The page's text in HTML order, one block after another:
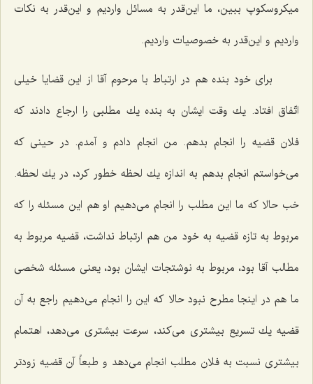
میكروسكوپ ببین، ما این‌قدر به مسائل واردیم و این‌قدر به نكات
واردیم و این‌قدر به خصوصیات واردیم.
برای خود بنده هم در ارتباط با مرحوم آقا از این قضایا خیلی
اتّفاق افتاد. یك وقت ایشان به بنده یك مطلبی را ارجاع دادند كه
فلان قضیه را انجام بدهم. من انجام دادم و آمدم. در حینی كه
می‌خواستم انجام بدهم به اندازه یك لحظه خطور كرد، در یك لحظه.
خب حالا كه ما این مطلب را انجام می‌دهیم او هم این مسئله را كه
مربوط به تازه قضیه به خود من هم ارتباط نداشت، قضیه مربوط به
مطالب آقا بود، مربوط به نوشتجات ایشان بود، یعنی مسئله شخصی
ما هم در اینجا مطرح نبود حالا كه این را انجام می‌دهیم راجع به آن
قضیه یك تسریع بیشتری می‌كند، سرعت بیشتری می‌دهد، اهتمام
بیشتری نسبت به فلان مطلب انجام می‌دهد و طبعاً آن قضیه زودتر